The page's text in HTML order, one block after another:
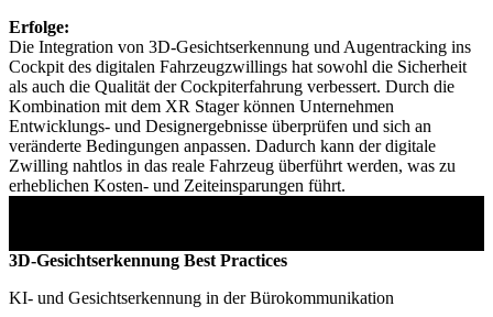
Erfolge:
Die Integration von 3D-Gesichtserkennung und Augentracking ins
Cockpit des digitalen Fahrzeugzwillings hat sowohl die Sicherheit
als auch die Qualität der Cockpiterfahrung verbessert. Durch die
Kombination mit dem XR Stager können Unternehmen
Entwicklungs- und Designergebnisse überprüfen und sich an
veränderte Bedingungen anpassen. Dadurch kann der digitale
Zwilling nahtlos in das reale Fahrzeug überführt werden, was zu
erheblichen Kosten- und Zeiteinsparungen führt.
3D-Gesichtserkennung Best Practices
KI- und Gesichtserkennung in der Bürokommunikation